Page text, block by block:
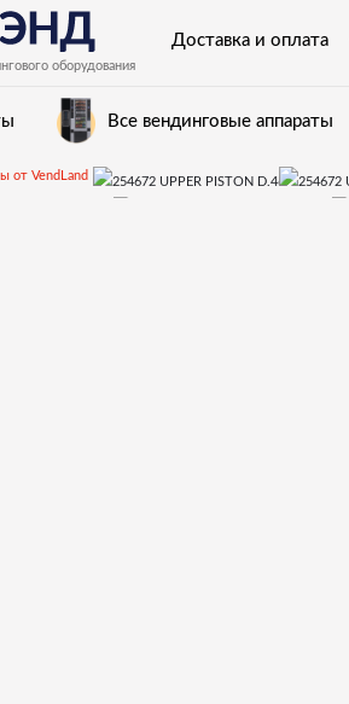
оборудования
Доставка и оплата
Все вендинговые аппараты